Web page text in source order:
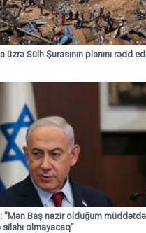
üzrə Sülh Şurasının planını rədd
"Mən Baş nazir olduğum müddətdə
silahı olmayacaq"